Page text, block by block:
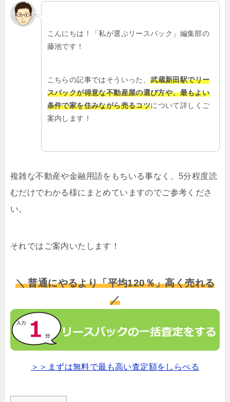
こんにちは！「私が選ぶリースバック」編集部の
藤池です！
こちらの記事ではそういった、武蔵新田駅でリー
スバックが得意な不動産屋の選び方や、最もよい
条件で家を住みながら売るコツについて詳しくご
案内します！
複雑な不動産や金融用語をもちいる事なく、5分程度読
むだけでわかる様にまとめていますのでご参考くださ
い。
それではご案内いたします！
＼ 普通にやるより「平均120％」高く売れる
／
＞＞まずは無料で最も高い査定額をしらべる